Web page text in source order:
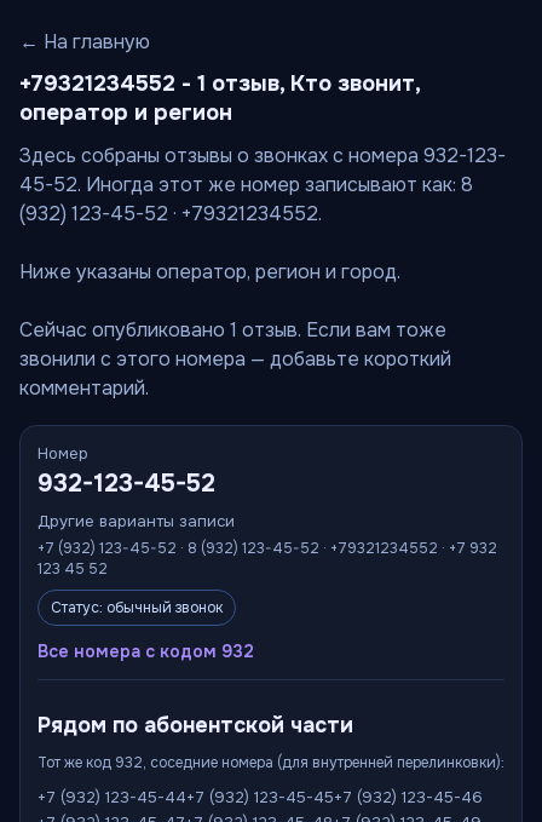
← На главную
+79321234552 - 1 отзыв, Кто звонит,
оператор и регион
Здесь собраны отзывы о звонках с номера 932-123-
45-52. Иногда этот же номер записывают как: 8
(932) 123-45-52 · +79321234552.
Ниже указаны оператор, регион и город.
Сейчас опубликовано 1 отзыв. Если вам тоже
звонили с этого номера — добавьте короткий
комментарий.
Номер
932-123-45-52
Другие варианты записи
+7 (932) 123-45-52 · 8 (932) 123-45-52 · +79321234552 · +7 932
123 45 52
Статус: обычный звонок
Все номера с кодом 932
Рядом по абонентской части
Тот же код 932, соседние номера (для внутренней перелинковки):
+7 (932) 123-45-44+7 (932) 123-45-45+7 (932) 123-45-46